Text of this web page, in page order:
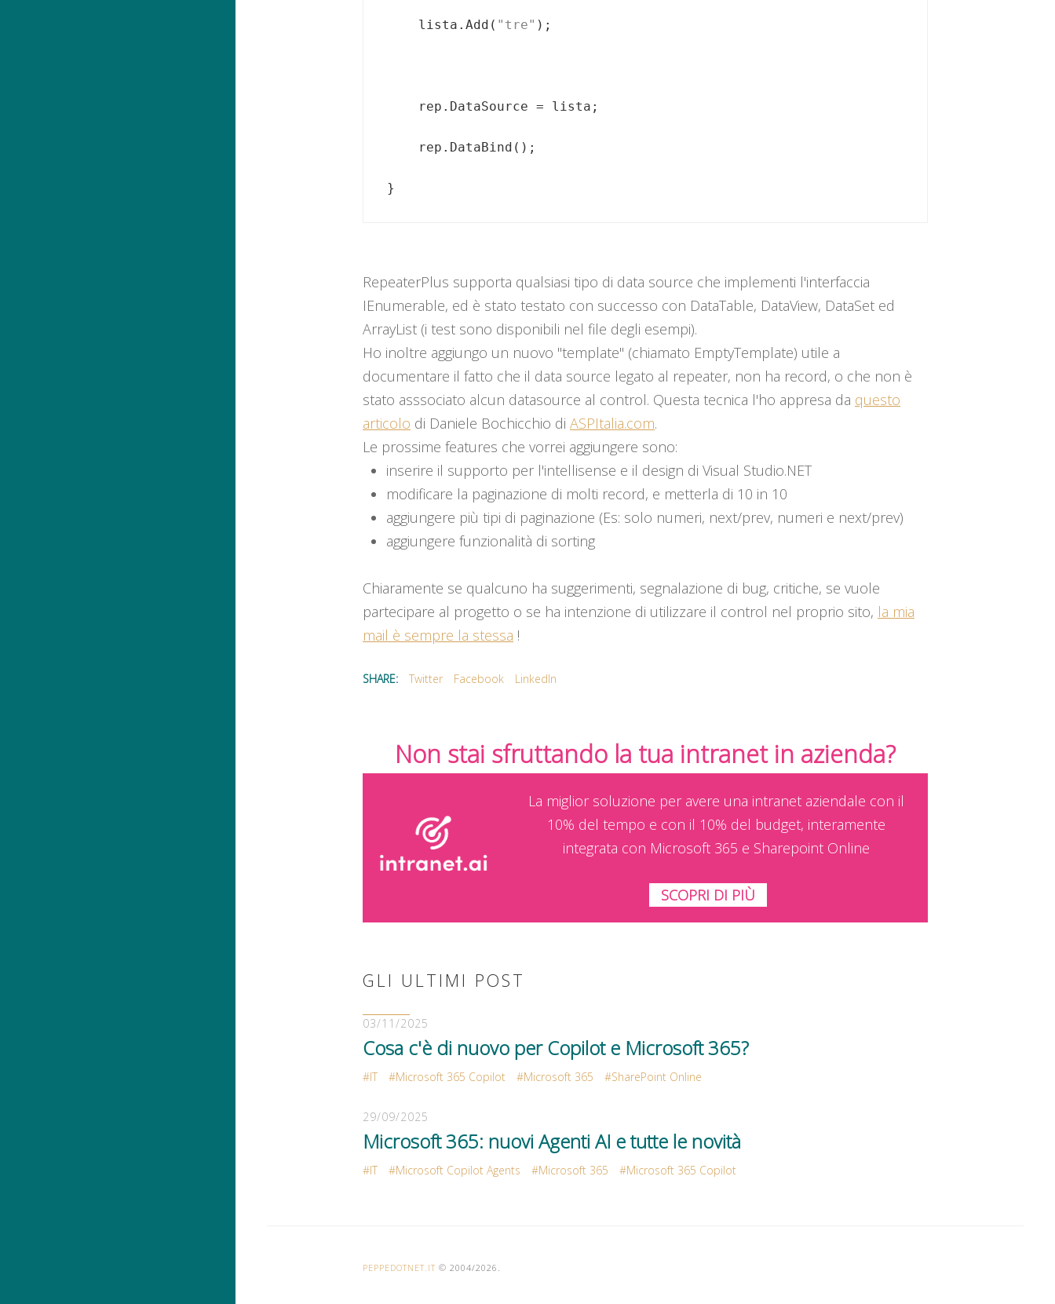
    lista.Add(
"tre"
}
RepeaterPlus supporta qualsiasi tipo di data source che implementi l'interfaccia
IEnumerable, ed è stato testato con successo con DataTable, DataView, DataSet ed
ArrayList (i test sono disponibili nel file degli esempi).
Ho inoltre aggiungo un nuovo "template" (chiamato EmptyTemplate) utile a
documentare il fatto che il data source legato al repeater, non ha record, o che non è
stato asssociato alcun datasource al control. Questa tecnica l'ho appresa da questo
articolo di Daniele Bochicchio di ASPItalia.com.
Le prossime features che vorrei aggiungere sono:
inserire il supporto per l'intellisense e il design di Visual Studio.NET
modificare la paginazione di molti record, e metterla di 10 in 10
aggiungere più tipi di paginazione (Es: solo numeri, next/prev, numeri e next/prev)
aggiungere funzionalità di sorting
Chiaramente se qualcuno ha suggerimenti, segnalazione di bug, critiche, se vuole
partecipare al progetto o se ha intenzione di utilizzare il control nel proprio sito, la mia
mail è sempre la stessa !
SHARE: Twitter Facebook LinkedIn
Non stai sfruttando la tua intranet in azienda?
La miglior soluzione per avere una intranet aziendale con il
10% del tempo e con il 10% del budget, interamente
integrata con Microsoft 365 e Sharepoint Online
SCOPRI DI PIÙ
GLI ULTIMI POST
03/11/2025
Cosa c'è di nuovo per Copilot e Microsoft 365?
IT Microsoft 365 Copilot Microsoft 365 SharePoint Online
29/09/2025
Microsoft 365: nuovi Agenti AI e tutte le novità
IT Microsoft Copilot Agents Microsoft 365 Microsoft 365 Copilot
PEPPEDOTNET.IT © 2004/2026.